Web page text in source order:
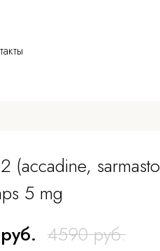
(accadine,
5 mg
4590 руб.